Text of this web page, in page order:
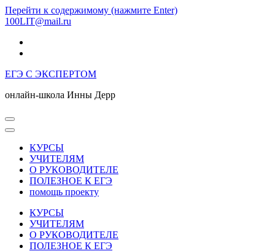
Перейти к содержимому (нажмите Enter)
100LIT@mail.ru
ЕГЭ С ЭКСПЕРТОМ
онлайн-школа Инны Дерр
КУРСЫ
УЧИТЕЛЯМ
О РУКОВОДИТЕЛЕ
ПОЛЕЗНОЕ К ЕГЭ
помощь проекту
КУРСЫ
УЧИТЕЛЯМ
О РУКОВОДИТЕЛЕ
ПОЛЕЗНОЕ К ЕГЭ